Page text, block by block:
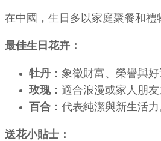
在中國，生日多以家庭聚餐和禮
最佳生日花卉：
牡丹 ：象徵財富、榮譽與
玫瑰：適合浪漫或家人朋友
百合 ：代表純潔與新生活力
送花小貼士：